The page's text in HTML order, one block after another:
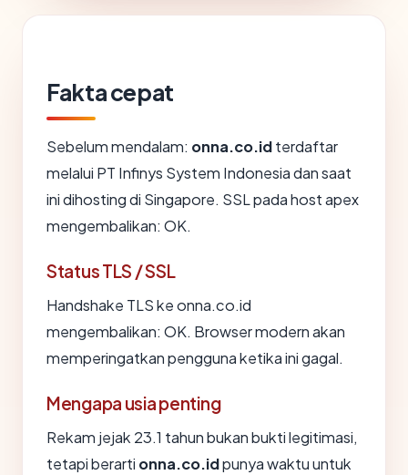
Fakta cepat
Sebelum mendalam: onna.co.idterdaftar
melalui PT Infinys System Indonesia dan saat
ini dihosting di Singapore. SSL pada host apex
mengembalikan: OK.
Status TLS / SSL
Handshake TLS ke onna.co.id
mengembalikan: OK. Browser modern akan
memperingatkan pengguna ketika ini gagal.
Mengapa usia penting
Rekam jejak 23.1 tahun bukan bukti legitimasi,
tetapi berarti onna.co.idpunya waktu untuk